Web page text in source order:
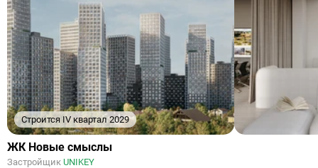
Строится IV квартал 2029
ЖК Новые смыслы
Застройщик UNIKEY